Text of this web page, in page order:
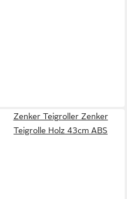
Zenker Teigroller Zenker
Teigrolle Holz 43cm ABS